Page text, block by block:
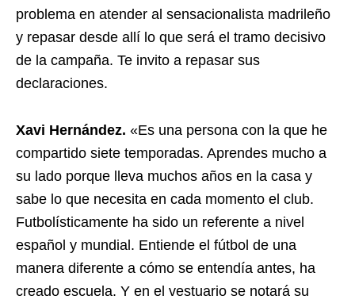
problema en atender al sensacionalista madrileño
y repasar desde allí lo que será el tramo decisivo
de la campaña. Te invito a repasar sus
declaraciones.
Xavi Hernández. «Es una persona con la que he
compartido siete temporadas. Aprendes mucho a
su lado porque lleva muchos años en la casa y
sabe lo que necesita en cada momento el club.
Futbolísticamente ha sido un referente a nivel
español y mundial. Entiende el fútbol de una
manera diferente a cómo se entendía antes, ha
creado escuela. Y en el vestuario se notará su